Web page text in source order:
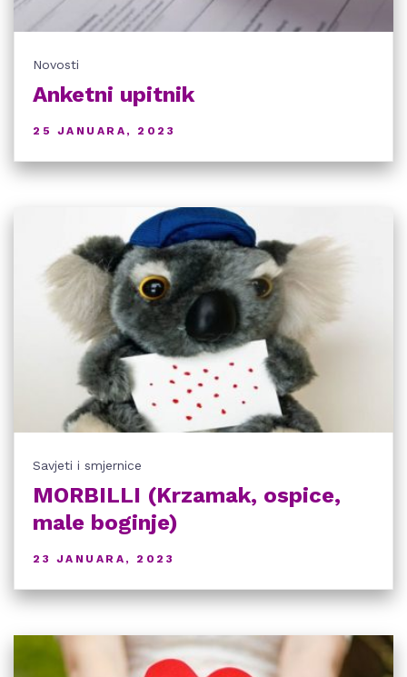
Novosti
Anketni upitnik
25 JANUARA, 2023
Savjeti i smjernice
MORBILLI (Krzamak, ospice,
male boginje)
23 JANUARA, 2023